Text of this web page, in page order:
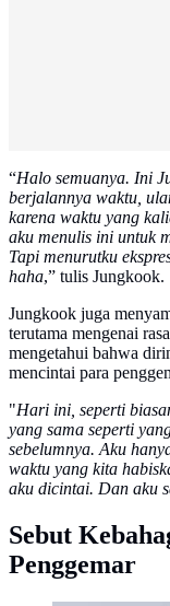
“Halo semuanya. Ini
berjalannya waktu,
karena waktu yang
aku menulis ini untuk
Tapi menurutku
haha,” tulis Jungkook.
Jungkook juga
terutama mengenai
mengetahui bahwa
mencintai para
"Hari ini, seperti
yang sama seperti
sebelumnya. Aku
waktu yang kita
aku dicintai. Dan aku
Sebut
Penggemar